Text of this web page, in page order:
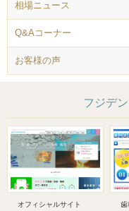
相場ニュース
Q&Aコーナー
お客様の声
フジデ
オフィシャルサイト 歯